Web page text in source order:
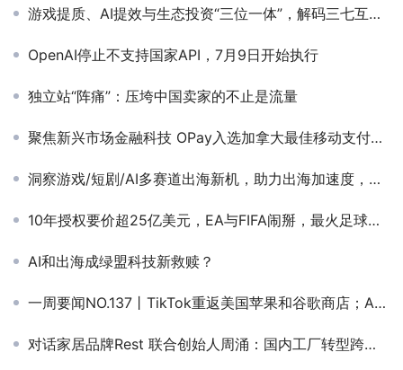
游戏提质、AI提效与生态投资“三位一体”，解码三七互娱的AI升维实战方法论
OpenAI停止不支持国家API，7月9日开始执行
独立站“阵痛”：压垮中国卖家的不止是流量
聚焦新兴市场金融科技 OPay入选加拿大最佳移动支付创新企业
洞察游戏/短剧/AI多赛道出海新机，助力出海加速度，听听头部大咖怎么说
10年授权要价超25亿美元，EA与FIFA闹掰，最火足球游戏如何续命？
AI和出海成绿盟科技新救赎？
一周要闻NO.137丨TikTok重返美国苹果和谷歌商店；AppLovin卖掉了旗下10家游戏公司；Temu在韩月活逼近速卖通
对话家居品牌Rest 联合创始人周涌：国内工厂转型跨境电商分三个阶段